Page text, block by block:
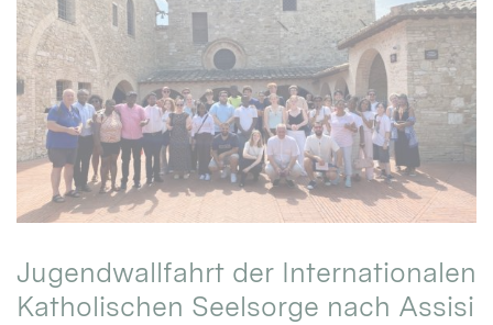
Jugendwallfahrt der Internationalen
Katholischen Seelsorge nach Assisi